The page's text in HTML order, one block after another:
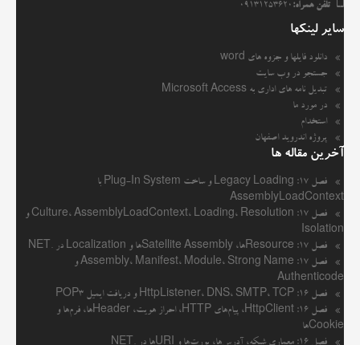
تلفن همراه: 09131253620
سایر لینکها
دانلود فایلها و جزوه های word
جستجو در وب سایت
تبدیل نامه های اداری به Microsoft Access
در مورد ما
استخدام
پروژه اندروید اصفهان
آخرین مقاله ها
فصل ۱۷: Legacy Loading و ساخت Plug-In System با
AssemblyLoadContext
فصل ۱۷: Culture، AssemblyLoadContext، Loading، Resolution و
Isolation
فصل ۱۷: Resourceها، Satellite Assemblyها و Localization در .NET
فصل ۱۷: Assembly، Manifest، Module، Strong Name و
Authenticode
فصل ۱۶: HttpListener، DNS، SMTP، TCP و دریافت ایمیل POP3
فصل ۱۶: HttpClient، پیام‌های HTTP، احراز هویت، Headerها، فرم‌ها و
Cookieها